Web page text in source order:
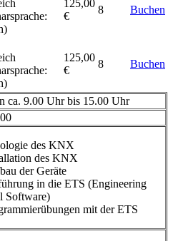
:
125,00
€
8 Buchen
:
125,00
€
8 Buchen
ca. 9.00 Uhr bis 15.00 Uhr
des KNX
des KNX
der Geräte
in die ETS (Engineering
Software)
mit der ETS